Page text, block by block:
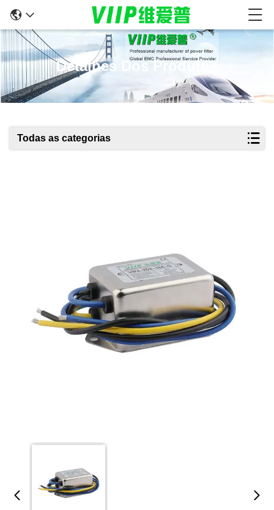
Detalhes Dos Produtos
Todas as categorias